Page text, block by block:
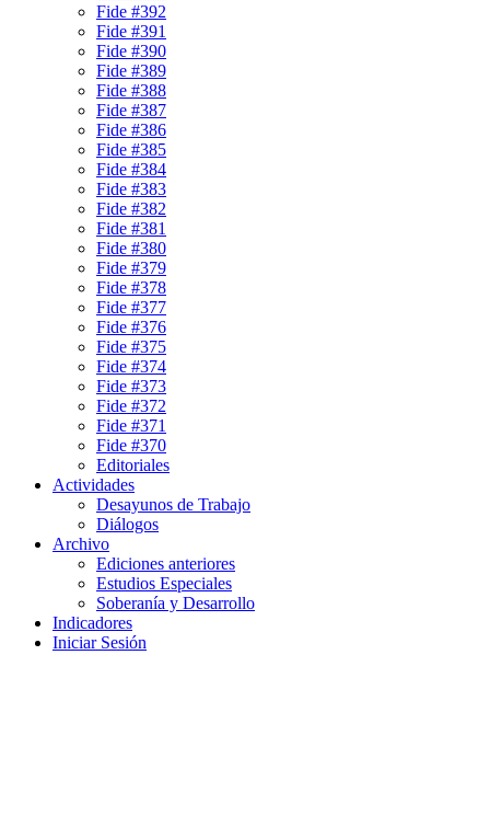
Fide #392
Fide #391
Fide #390
Fide #389
Fide #388
Fide #387
Fide #386
Fide #385
Fide #384
Fide #383
Fide #382
Fide #381
Fide #380
Fide #379
Fide #378
Fide #377
Fide #376
Fide #375
Fide #374
Fide #373
Fide #372
Fide #371
Fide #370
Editoriales
Actividades
Desayunos de Trabajo
Diálogos
Archivo
Ediciones anteriores
Estudios Especiales
Soberanía y Desarrollo
Indicadores
Iniciar Sesión